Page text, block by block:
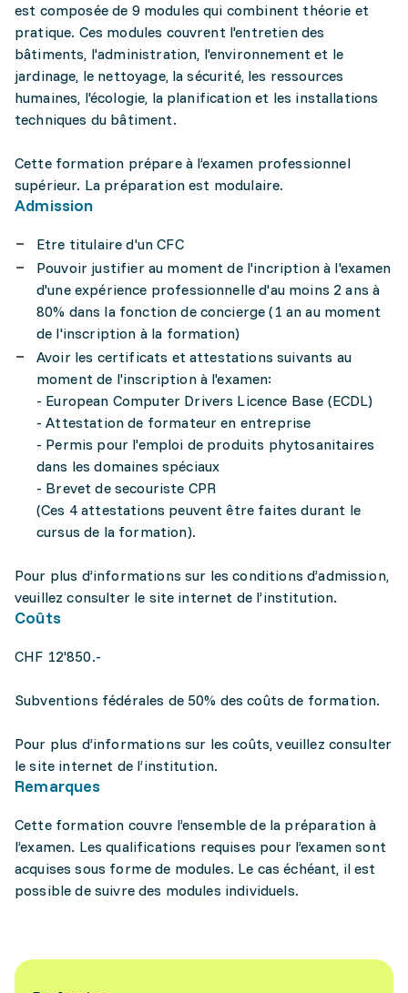
est composée de 9 modules qui combinent théorie et
pratique. Ces modules couvrent l'entretien des
bâtiments, l'administration, l'environnement et le
jardinage, le nettoyage, la sécurité, les ressources
humaines, l'écologie, la planification et les installations
techniques du bâtiment.
Cette formation prépare à l’examen professionnel
supérieur. La préparation est modulaire.
Admission
Etre titulaire d'un CFC
Pouvoir justifier au moment de l'incription à l'examen
d'une expérience professionnelle d'au moins 2 ans à
80% dans la fonction de concierge (1 an au moment
de l'inscription à la formation)
Avoir les certificats et attestations suivants au
moment de l'inscription à l'examen:
- European Computer Drivers Licence Base (ECDL)
- Attestation de formateur en entreprise
- Permis pour l'emploi de produits phytosanitaires
dans les domaines spéciaux
- Brevet de secouriste CPR
(Ces 4 attestations peuvent être faites durant le
cursus de la formation).
Pour plus d’informations sur les conditions d’admission,
veuillez consulter le site internet de l’institution.
Coûts
CHF 12'850.-
Subventions fédérales de 50% des coûts de formation.
Pour plus d’informations sur les coûts, veuillez consulter
le site internet de l’institution.
Remarques
Cette formation couvre l’ensemble de la préparation à
l’examen. Les qualifications requises pour l’examen sont
acquises sous forme de modules. Le cas échéant, il est
possible de suivre des modules individuels.